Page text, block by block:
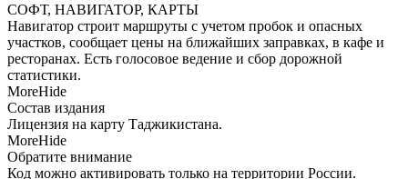
СОФТ, НАВИГАТОР, КАРТЫ
Навигатор строит маршруты с учетом пробок и опасных
участков, сообщает цены на ближайших заправках, в кафе и
ресторанах. Есть голосовое ведение и сбор дорожной
статистики.
MoreHide
Состав издания
Лицензия на карту Таджикистана.
MoreHide
Обратите внимание
Код можно активировать только на территории России.